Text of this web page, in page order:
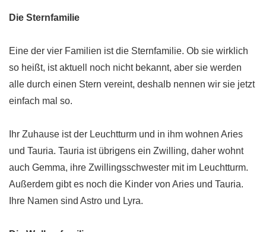
Die Sternfamilie
Eine der vier Familien ist die Sternfamilie. Ob sie wirklich
so heißt, ist aktuell noch nicht bekannt, aber sie werden
alle durch einen Stern vereint, deshalb nennen wir sie jetzt
einfach mal so.
Ihr Zuhause ist der Leuchtturm und in ihm wohnen Aries
und Tauria. Tauria ist übrigens ein Zwilling, daher wohnt
auch Gemma, ihre Zwillingsschwester mit im Leuchtturm.
Außerdem gibt es noch die Kinder von Aries und Tauria.
Ihre Namen sind Astro und Lyra.